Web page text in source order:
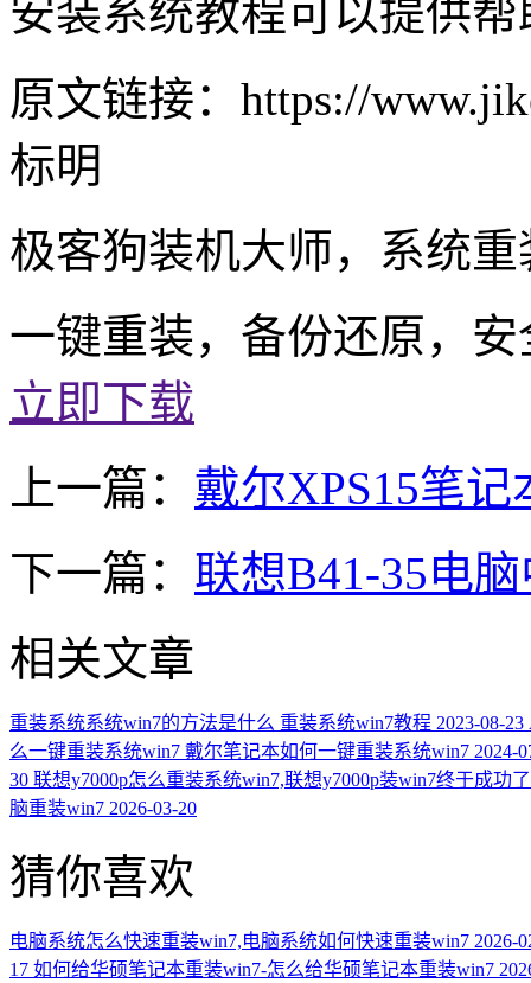
安装系统教程可以提供帮
原文链接：https://
标明
极客狗装机大师，系统
一键重装，备份还原，
立即下载
上一篇： 戴尔XPS15笔
下一篇： 联想B41-35电
相关文章
重装系统系统win7的方法是什么 重装系统win7教程 2023-08-23
么一键重装系统win7 戴尔笔记本如何一键重装系统win7 2024-
30 联想y7000p怎么重装系统win7,联想y7000p装win7终于成功了
脑重装win7 2026-03-20
猜你喜欢
电脑系统怎么快速重装win7,电脑系统如何快速重装win7 2026-
17 如何给华硕笔记本重装win7-怎么给华硕笔记本重装win7